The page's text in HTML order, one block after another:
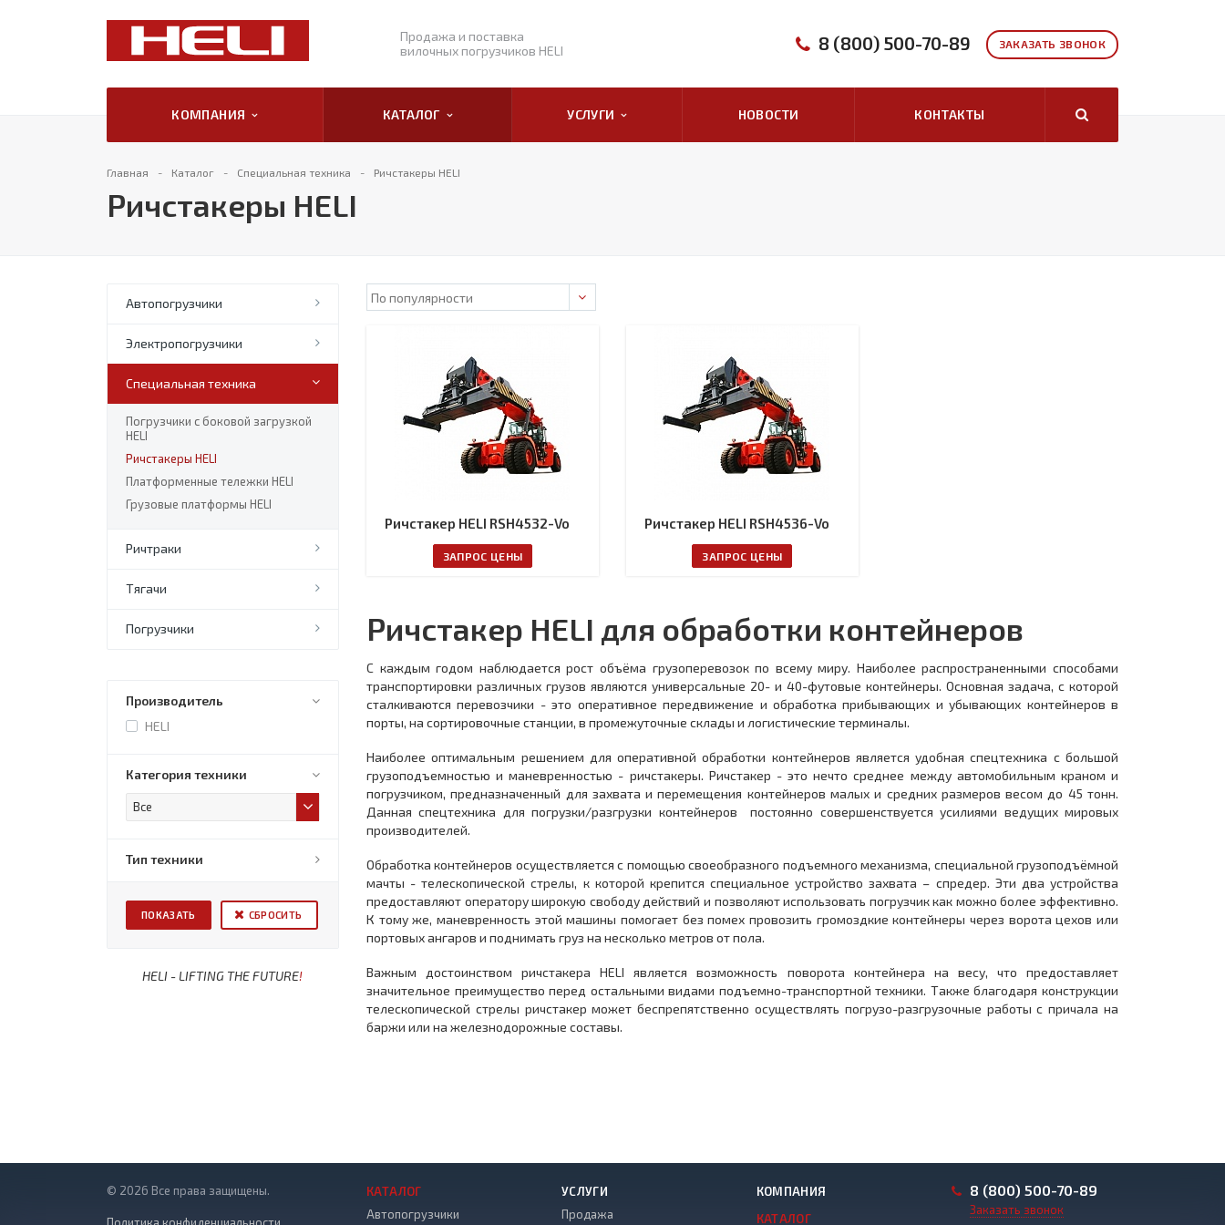
Продажа и поставка
вилочных погрузчиков HELI
ЗАКАЗАТЬ ЗВОНОК
8 (800) 500-70-89
КОМПАНИЯ КАТАЛОГ УСЛУГИ НОВОСТИ КОНТАКТЫ
Главная Каталог Специальная техника Ричстакеры HELI
Ричстакеры HELI
Автопогрузчики
Электропогрузчики
Специальная техника
Погрузчики с боковой загрузкой
HELI
Ричстакеры HELI
Платформенные тележки HELI
Грузовые платформы HELI
Ричтраки
Тягачи
Погрузчики
Производитель
HELI
Категория техники
Все
Тип техники
СБРОСИТЬ
HELI - LIFTING THE FUTURE!
Ричстакер HELI RSH4532-Vo
ЗАПРОС ЦЕНЫ
Ричстакер HELI RSH4536-Vo
ЗАПРОС ЦЕНЫ
Ричстакер HELI для обработки контейнеров
С каждым годом наблюдается рост объёма грузоперевозок по всему миру. Наиболее распространенными способами
транспортировки различных грузов являются универсальные 20- и 40-футовые контейнеры. Основная задача, с которой
сталкиваются перевозчики - это оперативное передвижение и обработка прибывающих и убывающих контейнеров в
порты, на сортировочные станции, в промежуточные склады и логистические терминалы.
Наиболее оптимальным решением для оперативной обработки контейнеров является удобная спецтехника с большой
грузоподъемностью и маневренностью - ричстакеры. Ричстакер - это нечто среднее между автомобильным краном и
погрузчиком, предназначенный для захвата и перемещения контейнеров малых и средних размеров весом до 45 тонн.
Данная спецтехника для погрузки/разгрузки контейнеров постоянно совершенствуется усилиями ведущих мировых
производителей.
Обработка контейнеров осуществляется с помощью своеобразного подъемного механизма, специальной грузоподъёмной
мачты - телескопической стрелы, к которой крепится специальное устройство захвата – спредер. Эти два устройства
предоставляют оператору широкую свободу действий и позволяют использовать погрузчик как можно более эффективно.
К тому же, маневренность этой машины помогает без помех провозить громоздкие контейнеры через ворота цехов или
портовых ангаров и поднимать груз на несколько метров от пола.
Важным достоинством ричстакера HELI является возможность поворота контейнера на весу, что предоставляет
значительное преимущество перед остальными видами подъемно-транспортной техники. Также благодаря конструкции
телескопической стрелы ричстакер может беспрепятственно осуществлять погрузо-разгрузочные работы с причала на
баржи или на железнодорожные составы.
© 2026 Все права защищены.
КАТАЛОГ
Автопогрузчики
УСЛУГИ
Продажа
КОМПАНИЯ
КАТАЛОГ
8 (800) 500-70-89
Заказать звонок